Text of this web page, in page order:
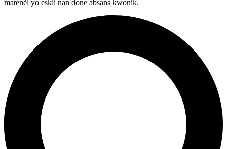
matènèl yo eskli nan done absans kwonik.